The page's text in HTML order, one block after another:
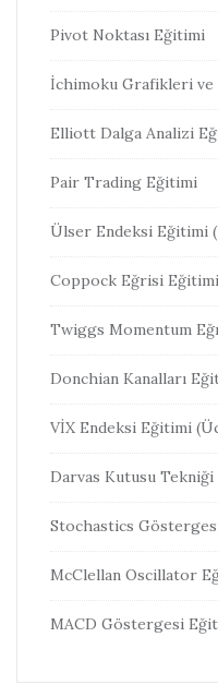
Pivot Noktası Eğitimi
İchimoku Grafikleri
Elliott Dalga Analizi
Pair Trading Eğitimi
Ülser Endeksi Eğitimi
Coppock Eğrisi
Twiggs Momentum
Donchian Kanalları
VİX Endeksi Eğitimi
Darvas Kutusu
Stochastics
McClellan Oscillator
MACD Göstergesi